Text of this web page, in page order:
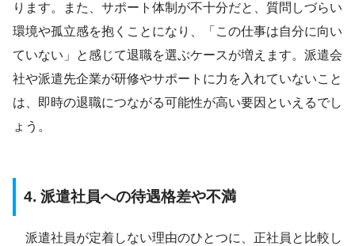
ります。また、サポート体制が不十分だと、質問しづらい
環境や孤立感を抱くことになり、「この仕事は自分に向い
ていない」と感じて退職を選ぶケースが増えます。派遣会
社や派遣先企業が研修やサポートに力を入れていないこと
は、即時の退職につながる可能性が高い要因といえるでし
ょう。
4. 派遣社員への待遇格差や不満
派遣社員が定着しない理由のひとつに、正社員と比較し